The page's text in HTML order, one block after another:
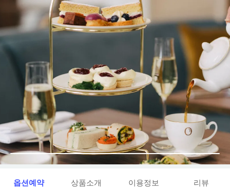
옵션예약 상품소개 이용정보 리뷰